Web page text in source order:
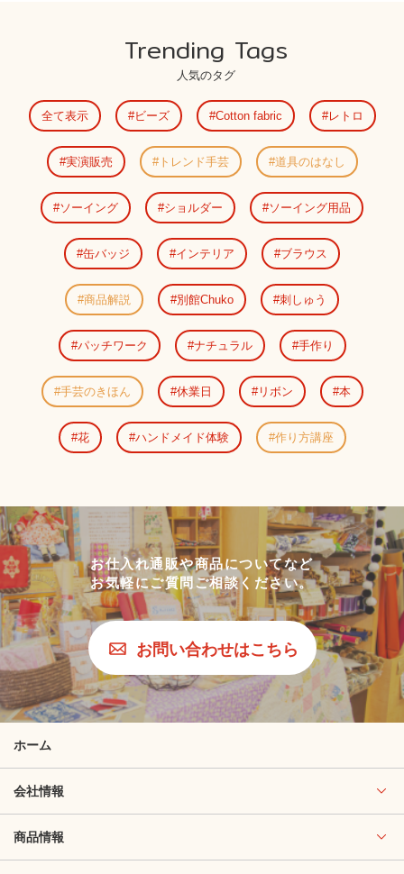
Trending Tags
人気のタグ
全て表示 ビーズ Cotton fabric レトロ
実演販売 トレンド手芸 道具のはなし
ソーイング ショルダー ソーイング用品
缶バッジ インテリア ブラウス
商品解説 別館Chuko 刺しゅう
パッチワーク ナチュラル 手作り
手芸のきほん 休業日 リボン 本
花 ハンドメイド体験 作り方講座
お仕入れ通販や商品についてなど
お気軽にご質問ご相談ください。
お問い合わせはこちら
ホーム
会社情報
商品情報